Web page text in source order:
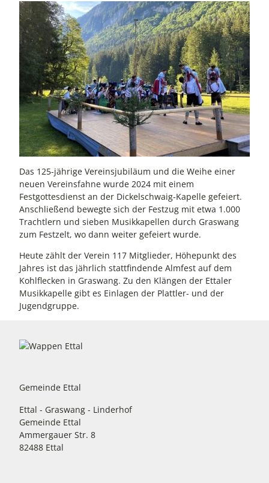
Das 125-jährige Vereinsjubiläum und die Weihe einer
neuen Vereinsfahne wurde 2024 mit einem
Festgottesdienst an der Dickelschwaig-Kapelle gefeiert.
Anschließend bewegte sich der Festzug mit etwa 1.000
Trachtlern und sieben Musikkapellen durch Graswang
zum Festzelt, wo dann weiter gefeiert wurde.
Heute zählt der Verein 117 Mitglieder, Höhepunkt des
Jahres ist das jährlich stattfindende Almfest auf dem
Kohlflecken in Graswang. Zu den Klängen der Ettaler
Musikkapelle gibt es Einlagen der Plattler- und der
Jugendgruppe.
Gemeinde Ettal
Ettal - Graswang - Linderhof
Gemeinde Ettal
Ammergauer Str. 8
82488 Ettal